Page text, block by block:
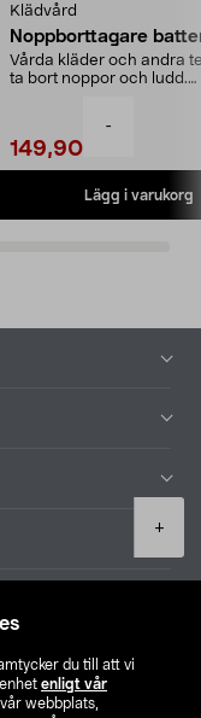
du till att vi
enligt vår
webbplats,
-
+
Klädvård
Noppborttagare
Vårda kläder och andra
ta bort noppor och ludd.
149,90
Lägg i varukorg